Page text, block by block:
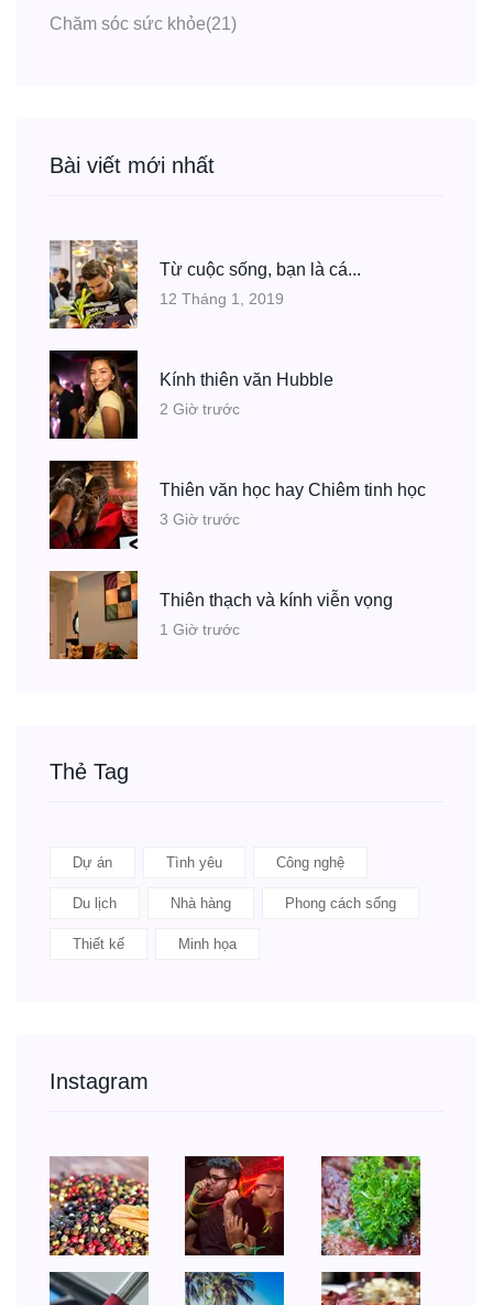
Chăm sóc sức khỏe(21)
Bài viết mới nhất
Từ cuộc sống, bạn là cá...
12 Tháng 1, 2019
Kính thiên văn Hubble
2 Giờ trước
Thiên văn học hay Chiêm tinh học
3 Giờ trước
Thiên thạch và kính viễn vọng
1 Giờ trước
Thẻ Tag
Dự án Tình yêu Công nghệ
Du lịch Nhà hàng Phong cách sống
Thiết kế Minh họa
Instagram